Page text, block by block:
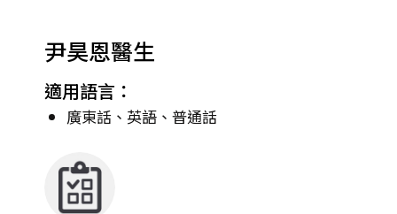
尹昊恩醫生
適用語言：
廣東話、英語、普通話